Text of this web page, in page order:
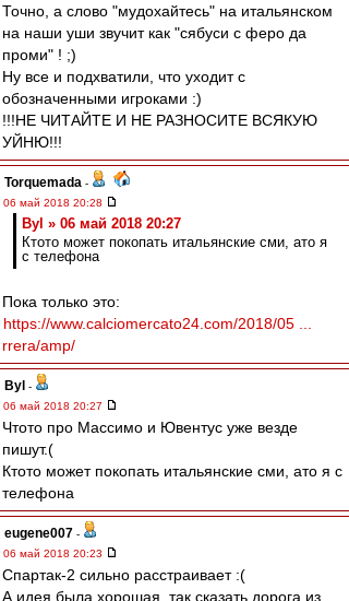
Точно, а слово "мудохайтесь" на итальянском
на наши уши звучит как "сябуси с феро да
проми" ! ;)
Ну все и подхватили, что уходит с
обозначенными игроками :)
!!!НЕ ЧИТАЙТЕ И НЕ РАЗНОСИТЕ ВСЯКУЮ
УЙНЮ!!!
Torquemada -
06 май 2018 20:28
Byl » 06 май 2018 20:27
Ктото может покопать итальянские сми, ато я
с телефона
Пока только это:
https://www.calciomercato24.com/2018/05 ...
rrera/amp/
Byl -
06 май 2018 20:27
Чтото про Массимо и Ювентус уже везде
пишут.(
Ктото может покопать итальянские сми, ато я с
телефона
eugene007 -
06 май 2018 20:23
Спартак-2 сильно расстраивает :(
А идея была хорошая, так сказать дорога из